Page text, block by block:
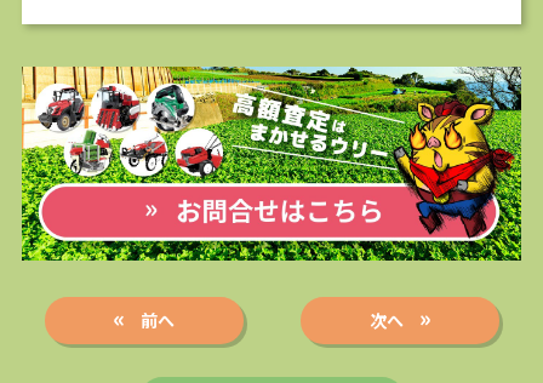
前へ 次へ